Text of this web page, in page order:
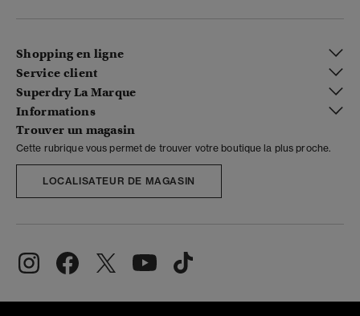
Shopping en ligne
Service client
Superdry La Marque
Informations
Trouver un magasin
Cette rubrique vous permet de trouver votre boutique la plus proche.
LOCALISATEUR DE MAGASIN